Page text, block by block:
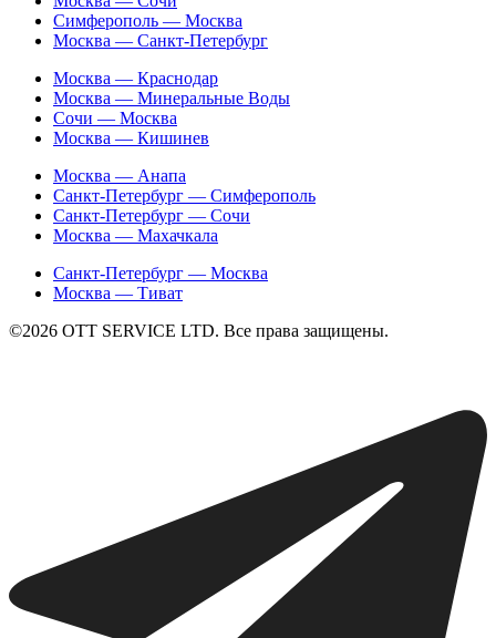
Симферополь — Москва
Москва — Санкт-Петербург
Москва — Краснодар
Москва — Минеральные Воды
Сочи — Москва
Москва — Кишинев
Москва — Анапа
Санкт-Петербург — Симферополь
Санкт-Петербург — Сочи
Москва — Махачкала
Санкт-Петербург — Москва
Москва — Тиват
©2026 ОТТ SERVICE LTD. Все права защищены.